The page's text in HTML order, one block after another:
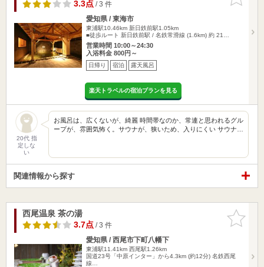
3.3点/ 3 件
愛知県 / 東海市
東浦駅10.46km 新日鉄前駅1.05km
■徒歩ルート 新日鉄前駅 / 名鉄常滑線 (1.6km) 約 21…
営業時間 10:00～24:30
入浴料金 800円～
日帰り 宿泊 露天風呂
楽天トラベルの宿泊プランを見る
20代 指
定しな
い
お風呂は、広くないが、綺麗 時間帯なのか、常連と思われるグル
ープが、雰囲気怖く。サウナが、狭いため、入りにくい サウナ…
関連情報から探す
お気に入
りに追加
西尾温泉 茶の湯
3.7点/ 3 件
愛知県 / 西尾市下町八幡下
東浦駅11.41km 西尾駅1.26km
国道23号「中原インター」から4.3km (約12分) 名鉄西尾
線…